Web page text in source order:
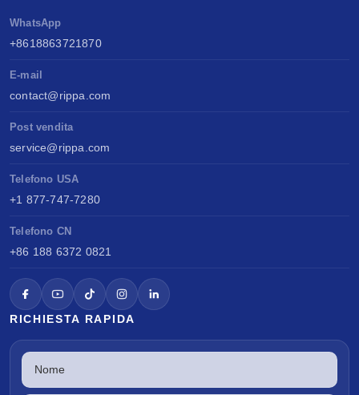
WhatsApp
+8618863721870
E-mail
contact@rippa.com
Post vendita
service@rippa.com
Telefono USA
+1 877-747-7280
Telefono CN
+86 188 6372 0821
RICHIESTA RAPIDA